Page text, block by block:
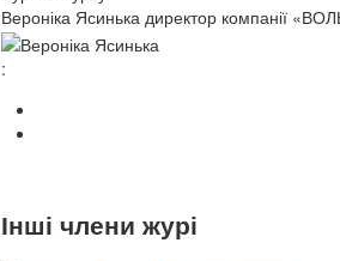
Вероніка Ясинька директор компанії
:
Інші члени журі